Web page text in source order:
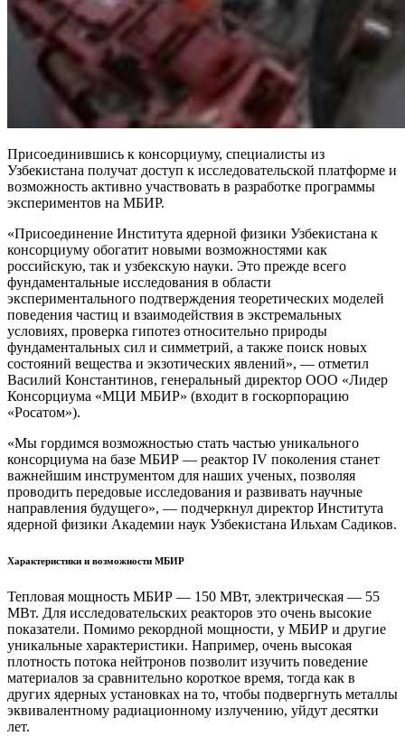
Присоединившись к консорциуму, специалисты из
Узбекистана получат доступ к исследовательской платформе и
возможность активно участвовать в разработке программы
экспериментов на МБИР.
«Присоединение Института ядерной физики Узбекистана к
консорциуму обогатит новыми возможностями как
российскую, так и узбекскую науки. Это прежде всего
фундаментальные исследования в области
экспериментального подтверждения теоретических моделей
поведения частиц и взаимодействия в экстремальных
условиях, проверка гипотез относительно природы
фундаментальных сил и симметрий, а также поиск новых
состояний вещества и экзотических явлений», — отметил
Василий Константинов, генеральный директор ООО «Лидер
Консорциума «МЦИ МБИР» (входит в госкорпорацию
«Росатом»).
«Мы гордимся возможностью стать частью уникального
консорциума на базе МБИР — реактор IV поколения станет
важнейшим инструментом для наших ученых, позволяя
проводить передовые исследования и развивать научные
направления будущего», — подчеркнул директор Института
ядерной физики Академии наук Узбекистана Ильхам Садиков.
Характеристики и возможности МБИР
Тепловая мощность МБИР — 150 МВт, электрическая — 55
МВт. Для исследовательских реакторов это очень высокие
показатели. Помимо рекордной мощности, у МБИР и другие
уникальные характеристики. Например, очень высокая
плотность потока нейтронов позволит изучить поведение
материалов за сравнительно короткое время, тогда как в
других ядерных установках на то, чтобы подвергнуть металлы
эквивалентному радиационному излучению, уйдут десятки
лет.